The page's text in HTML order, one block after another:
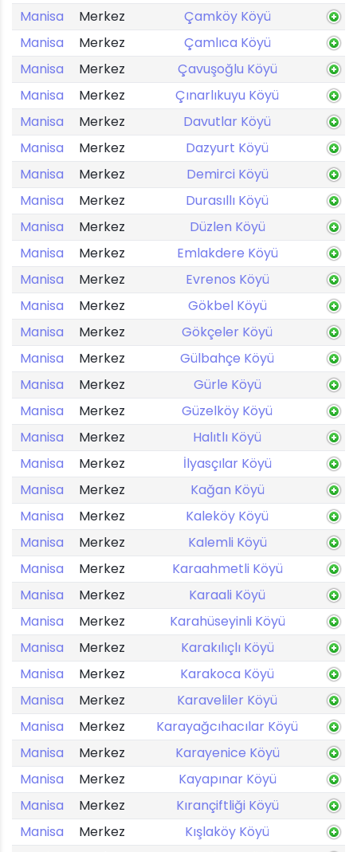
Manisa
Merkez
Çamköy Köyü
Manisa
Merkez
Çamlıca Köyü
Manisa
Merkez
Çavuşoğlu Köyü
Manisa
Merkez
Çınarlıkuyu Köyü
Manisa
Merkez
Davutlar Köyü
Manisa
Merkez
Dazyurt Köyü
Manisa
Merkez
Demirci Köyü
Manisa
Merkez
Durasıllı Köyü
Manisa
Merkez
Düzlen Köyü
Manisa
Merkez
Emlakdere Köyü
Manisa
Merkez
Evrenos Köyü
Manisa
Merkez
Gökbel Köyü
Manisa
Merkez
Gökçeler Köyü
Manisa
Merkez
Gülbahçe Köyü
Manisa
Merkez
Gürle Köyü
Manisa
Merkez
Güzelköy Köyü
Manisa
Merkez
Halıtlı Köyü
Manisa
Merkez
İlyasçılar Köyü
Manisa
Merkez
Kağan Köyü
Manisa
Merkez
Kaleköy Köyü
Manisa
Merkez
Kalemli Köyü
Manisa
Merkez
Karaahmetli Köyü
Manisa
Merkez
Karaali Köyü
Manisa
Merkez
Karahüseyinli Köyü
Manisa
Merkez
Karakılıçlı Köyü
Manisa
Merkez
Karakoca Köyü
Manisa
Merkez
Karaveliler Köyü
Manisa
Merkez
Karayağcıhacılar Köyü
Manisa
Merkez
Karayenice Köyü
Manisa
Merkez
Kayapınar Köyü
Manisa
Merkez
Kırançiftliği Köyü
Manisa
Merkez
Kışlaköy Köyü